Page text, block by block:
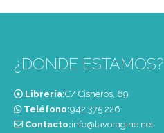
¿DONDE ESTAMOS?
Librería:C/ Cisneros, 69
Teléfono:‭942 375 226‬
Contacto:info@lavoragine.net